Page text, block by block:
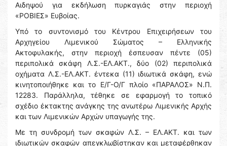
Αιδηψού για εκδήλωση πυρκαγιάς στην περιοχή
«ΡΟΒΙΕΣ» Ευβοίας.
Υπό το συντονισμό του Κέντρου Επιχειρήσεων του
Αρχηγείου Λιμενικού Σώματος – Ελληνικής
Ακτοφυλακής, στην περιοχή έσπευσαν πέντε (05)
περιπολικά σκάφη Λ.Σ.-ΕΛ.ΑΚΤ., δύο (02) περιπολικά
οχήματα Λ.Σ.-ΕΛ.ΑΚΤ. έντεκα (11) ιδιωτικά σκάφη, ενώ
κινητοποιήθηκε και το Ε/Γ-Ο/Γ πλοίο «ΠΑΡΑΛΟΣ» Ν.Π.
12283. Παράλληλα, τέθηκε σε εφαρμογή το τοπικό
σχέδιο έκτακτης ανάγκης της ανωτέρω Λιμενικής Αρχής
και των Λιμενικών Αρχών υπαγωγής της.
Με τη συνδρομή των σκαφών Λ.Σ. – ΕΛ.ΑΚΤ. και των
ιδιωτικών σκαφών απεγκλωβίστηκαν και μεταφέρθηκαν